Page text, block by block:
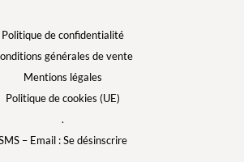
Politique de confidentialité
générales de vente
Mentions légales
Politique de cookies (UE)
.
– Email : Se désinscrire